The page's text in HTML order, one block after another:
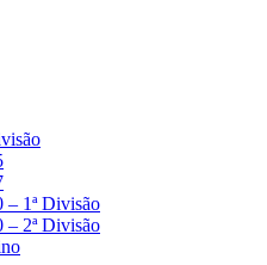
– 1ª Divisão
– 2ª Divisão